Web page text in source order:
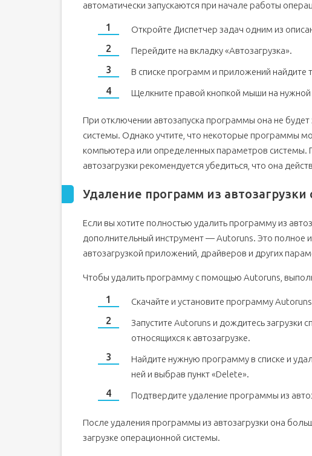
автоматически запускаются при начале работы
Откройте Диспетчер задач одним из
Перейдите на вкладку «Автозагрузка».
В списке программ и приложений найдите
Щелкните правой кнопкой мыши на
При отключении автозапуска программы она не будет
системы. Однако учтите, что некоторые программы
компьютера или определенных параметров
автозагрузки рекомендуется убедиться, что она
Удаление программ из
Если вы хотите полностью удалить программу из
дополнительный инструмент — Autoruns. Это полное
автозагрузкой приложений, драйверов и других
Чтобы удалить программу с помощью Autoruns,
Скачайте и установите программу
Запустите Autoruns и дождитесь загрузки
относящихся к автозагрузке.
Найдите нужную программу в списке и
ней и выбрав пункт «Delete».
Подтвердите удаление программы из
После удаления программы из автозагрузки она
загрузке операционной системы.